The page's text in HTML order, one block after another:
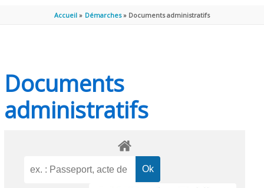
PRINCIPAL
Accueil Démarches Documents administratifs
Documents
administratifs